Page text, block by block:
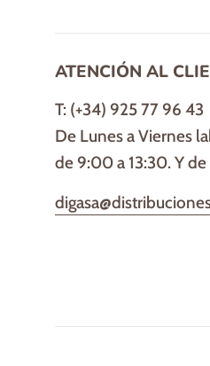
ATENCIÓN AL
T: (+34) 925 77 96 43
De Lunes a Viernes
de 9:00 a 13:30. Y